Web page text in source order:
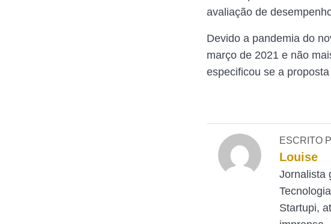
avaliação de
Devido a pandemia do
março de 2021 e não
especificou se a
ESCRITO
Louise
Jornalista
Startupi,